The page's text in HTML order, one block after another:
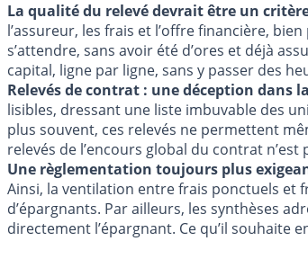
La qualité du relevé devrait être un
l’assureur, les frais et l’offre financière,
s’attendre, sans avoir été d’ores et déjà
capital, ligne par ligne, sans y passer des
Relevés de contrat : une déception dans
lisibles, dressant une liste imbuvable des
plus souvent, ces relevés ne permettent
relevés de l’encours global du contrat n’est
Une règlementation toujours plus
Ainsi, la ventilation entre frais ponctuels et
d’épargnants. Par ailleurs, les synthèses
directement l’épargnant. Ce qu’il souhaite